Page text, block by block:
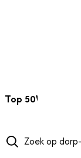
Top 50Webcams